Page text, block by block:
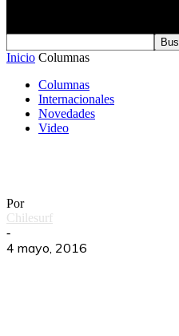
Inicio Columnas
Columnas
Internacionales
Novedades
Video
Por
Chilesurf
-
4 mayo, 2016